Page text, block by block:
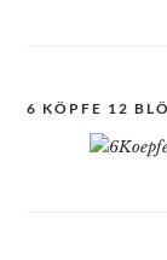
6 KÖPFE 12